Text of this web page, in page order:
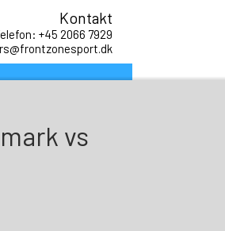
Kontakt
+45 2066 7929
vs